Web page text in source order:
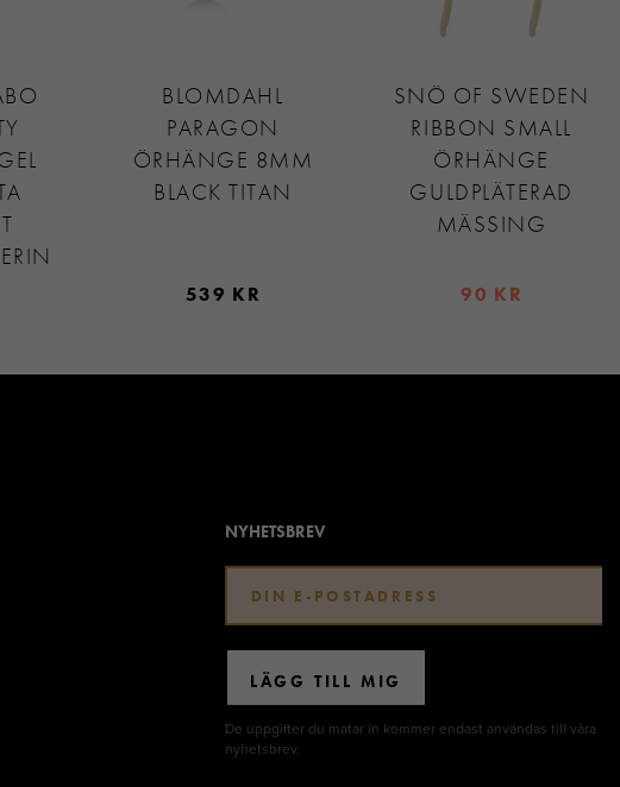
BLOMDAHL
PARAGON
ÖRHÄNGE 8MM
BLACK TITAN
539 KR
SNÖ OF SWEDEN
RIBBON SMALL
ÖRHÄNGE
GULDPLÄTERAD
MÄSSING
90 KR
NYHETSBREV
LÄGG TILL MIG
De uppgifter du matar in kommer endast användas till våra
nyhetsbrev.